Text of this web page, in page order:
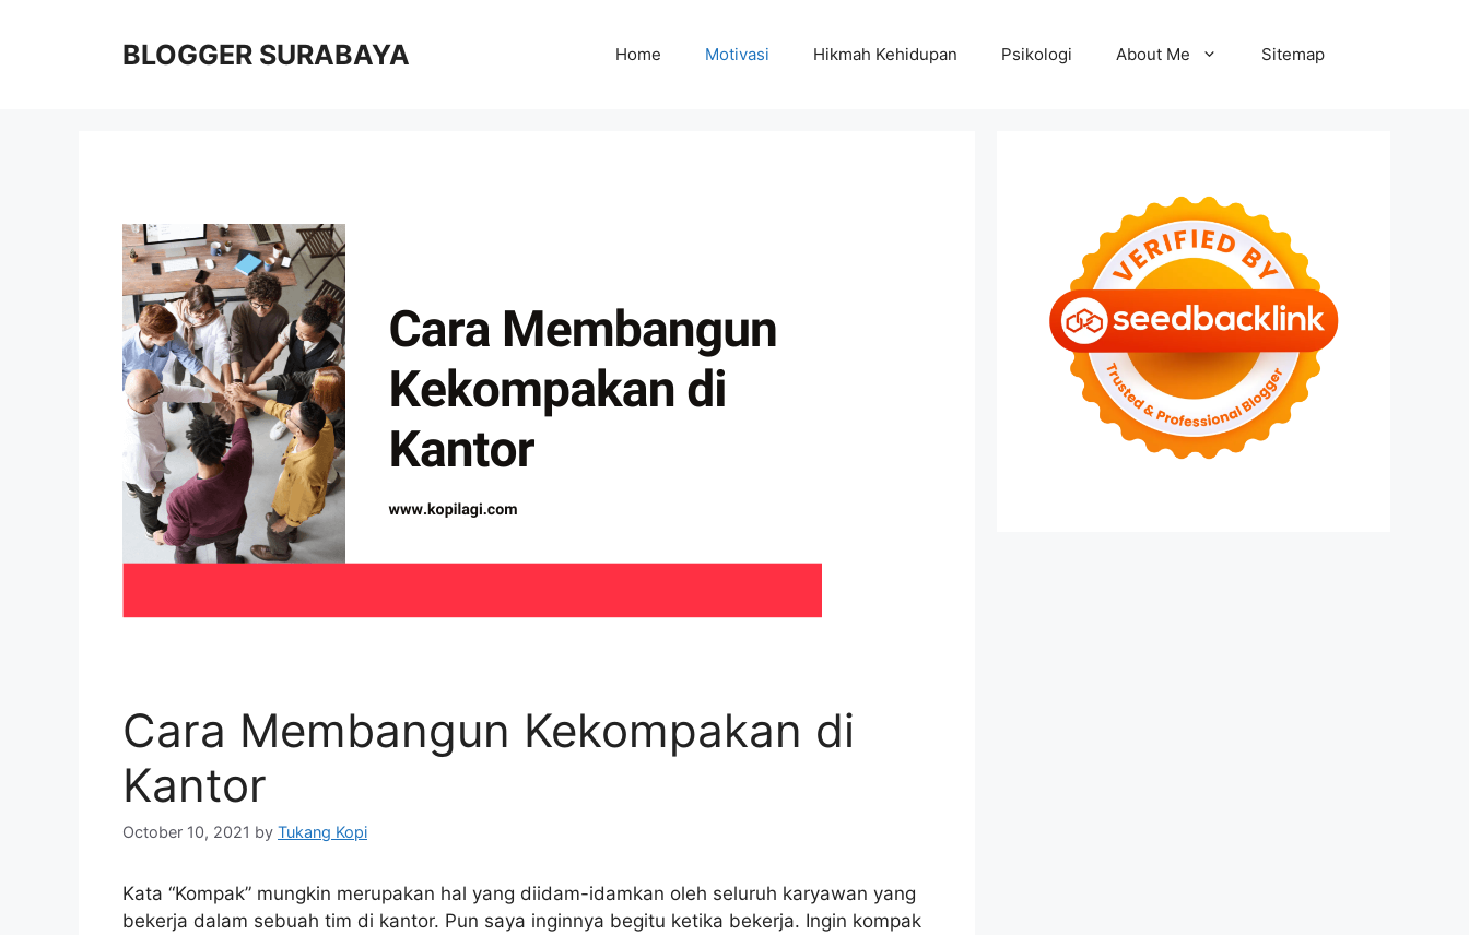
BLOGGER SURABAYA Home Motivasi Hikmah Kehidupan Psikologi About Me Sitemap
Cara Membangun Kekompakan di
Kantor
October 10, 2021 by Tukang Kopi
Kata “Kompak” mungkin merupakan hal yang diidam-idamkan oleh seluruh karyawan yang
bekerja dalam sebuah tim di kantor. Pun saya inginnya begitu ketika bekerja. Ingin kompak